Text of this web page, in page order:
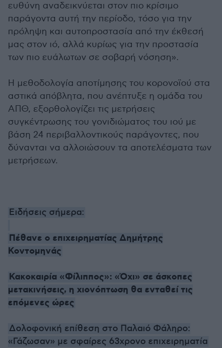
ευθύνη αναδεικνύεται στον πιο κρίσιμο
παράγοντα αυτή την περίοδο, τόσο για την
πρόληψη και αυτοπροστασία από την έκθεσή
μας στον ιό, αλλά κυρίως για την προστασία
των πιο ευάλωτων σε σοβαρή νόσηση».
Η μεθοδολογία αποτίμησης του κορονοϊού στα
αστικά απόβλητα, που ανέπτυξε η ομάδα του
ΑΠΘ, εξορθολογίζει τις μετρήσεις
συγκέντρωσης του γονιδιώματος του ιού με
βάση 24 περιβαλλοντικούς παράγοντες, που
δύνανται να αλλοιώσουν τα αποτελέσματα των
μετρήσεων.
Ειδήσεις σήμερα:
Πέθανε ο επιχειρηματίας Δημήτρης
Κοντομηνάς
Κακοκαιρία «Φίλιππος»: «Όχι» σε άσκοπες
μετακινήσεις, η χιονόπτωση θα ενταθεί τις
επόμενες ώρες
Δολοφονική επίθεση στο Παλαιό Φάληρο:
«Γάζωσαν» με σφαίρες 63χρονο επιχειρηματία